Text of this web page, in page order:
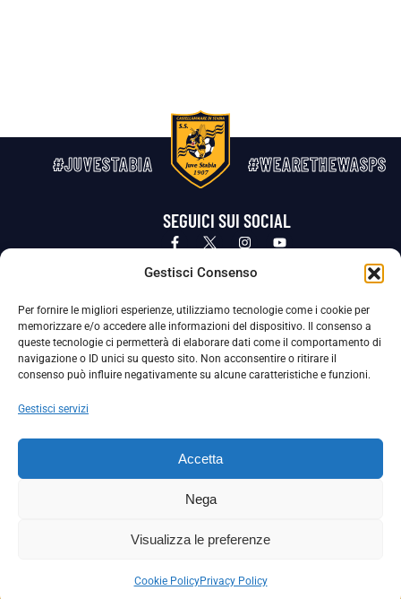
Gestisci Consenso
Per fornire le migliori esperienze, utilizziamo tecnologie come i cookie per
memorizzare e/o accedere alle informazioni del dispositivo. Il consenso a
queste tecnologie ci permetterà di elaborare dati come il comportamento di
navigazione o ID unici su questo sito. Non acconsentire o ritirare il
consenso può influire negativamente su alcune caratteristiche e funzioni.
Gestisci servizi
Accetta
Nega
Visualizza le preferenze
Cookie PolicyPrivacy Policy
#JUVESTABIA #WEARETHEWASPS
SEGUICI SUI SOCIAL
Privacy Policy Cookie Policy
La Società ha nominato il Responsabile della Protezione dei Dati Personali (DPO), figura specializzata che vigila sulle modalità
adottate dalla nostra Società per tutelare i Suoi dati personali.
Per contattare il DPO può scrivere a
La Società ha inoltre adottato un proprio Codice Etico, consultabile al seguente link:
Scarica il Codice Etico
Copyright © 2024 – S.S. JUVE STABIA 1907 | P.IVA: 04246411211 | Tutti i diritti sono riservati | Made with